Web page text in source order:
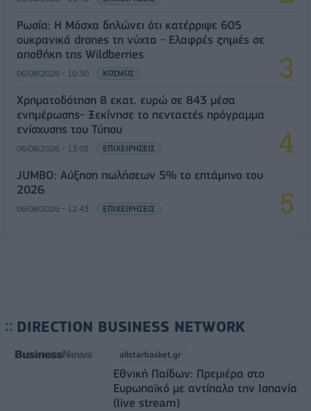
Ρωσία: Η Μόσχα δηλώνει ότι κατέρριψε 605
ουκρανικά drones τη νύχτα - Ελαφρές ζημιές σε
αποθήκη της Wildberries
06/08/2026 - 10:30 ΚΟΣΜΟΣ
Χρηματοδότηση 8 εκατ. ευρώ σε 843 μέσα
ενημέρωσης- Ξεκίνησε το πενταετές πρόγραμμα
ενίσχυσης του Τύπου
06/08/2026 - 13:05 ΕΠΙΧΕΙΡΗΣΕΙΣ
JUMBO: Αύξηση πωλήσεων 5% το επτάμηνο του
2026
06/08/2026 - 12:43 ΕΠΙΧΕΙΡΗΣΕΙΣ
DIRECTION BUSINESS NETWORK
allstarbasket.gr
Εθνική Παίδων: Πρεμιέρα στο
Ευρωπαϊκό με αντίπαλο την Ισπανία
(live stream)